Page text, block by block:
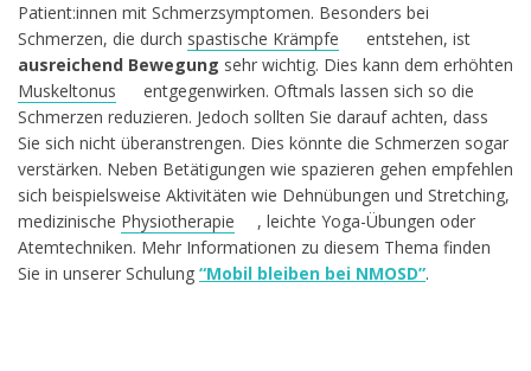
Patient:innen mit Schmerzsymptomen. Besonders bei
Schmerzen, die durch spastische Krämpfe
entstehen, ist
ausreichend Bewegung sehr wichtig. Dies kann dem erhöhten
Muskeltonus
entgegenwirken. Oftmals lassen sich so die
Schmerzen reduzieren. Jedoch sollten Sie darauf achten, dass
Sie sich nicht überanstrengen. Dies könnte die Schmerzen sogar
verstärken. Neben Betätigungen wie spazieren gehen empfehlen
sich beispielsweise Aktivitäten wie Dehnübungen und Stretching,
medizinische Physiotherapie
, leichte Yoga-Übungen oder
Atemtechniken. Mehr Informationen zu diesem Thema finden
Sie in unserer Schulung “Mobil bleiben bei NMOSD”.